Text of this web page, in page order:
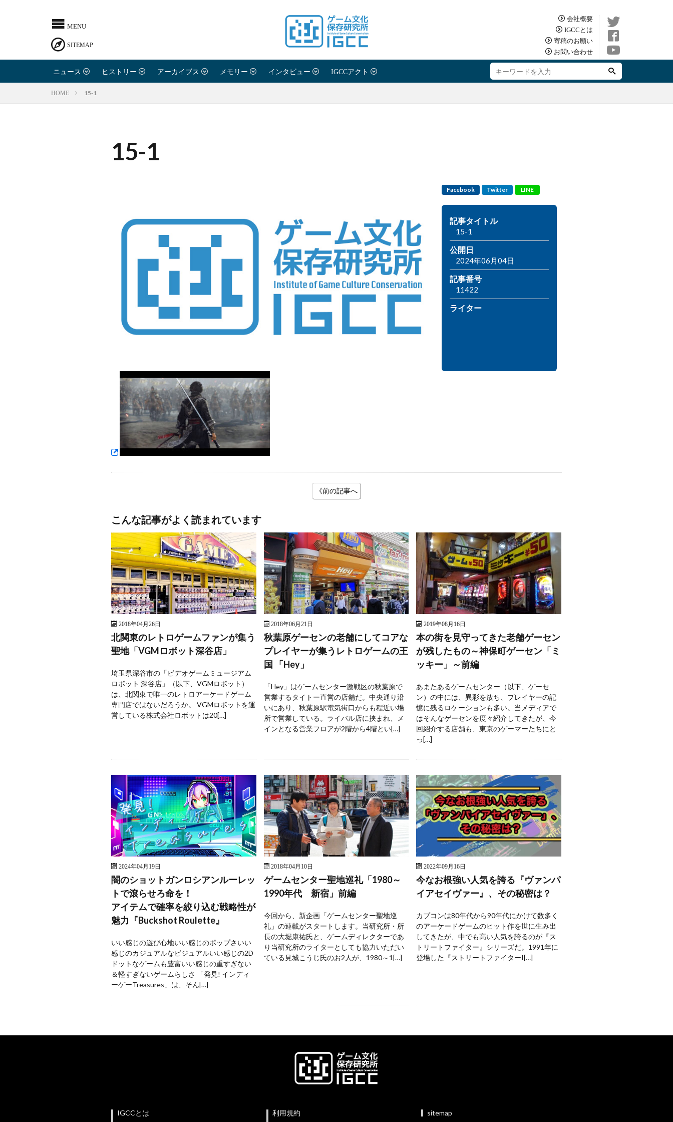
会社概要
IGCCとは
寄稿のお願い
お問い合わせ
ニュース ヒストリー アーカイブス メモリー インタビュー IGCCアクト
HOME 15-1
15-1
Facebook Twitter LINE
記事タイトル
15-1
公開日
2024年06月04日
記事番号
11422
ライター
《前の記事へ
こんな記事がよく読まれています
2018年04月26日
北関東のレトロゲームファンが集う
聖地「VGMロボット深谷店」
埼玉県深谷市の「ビデオゲームミュージアム
ロボット 深谷店」（以下、VGMロボット）
は、北関東で唯一のレトロアーケードゲーム
専門店ではないだろうか。 VGMロボットを運
営している株式会社ロボットは20[…]
2018年06月21日
秋葉原ゲーセンの老舗にしてコアな
プレイヤーが集うレトロゲームの王
国 「Hey」
「Hey」はゲームセンター激戦区の秋葉原で
営業するタイトー直営の店舗だ。中央通り沿
いにあり、秋葉原駅電気街口からも程近い場
所で営業している。ライバル店に挟まれ、メ
インとなる営業フロアが2階から4階とい[…]
2019年08月16日
本の街を見守ってきた老舗ゲーセン
が残したもの～神保町ゲーセン「ミ
ッキー」～前編
あまたあるゲームセンター（以下、ゲーセ
ン）の中には、異彩を放ち、プレイヤーの記
憶に残るロケーションも多い。当メディアで
はそんなゲーセンを度々紹介してきたが、今
回紹介する店舗も、東京のゲーマーたちにと
っ[…]
2024年04月19日
闇のショットガンロシアンルーレッ
トで滾らせろ命を！
アイテムで確率を絞り込む戦略性が
魅力『Buckshot Roulette』
いい感じの遊び心地いい感じのポップさいい
感じのカジュアルなビジュアルいい感じの2D
ドットなゲームも豊富いい感じの重すぎない
＆軽すぎないゲームらしさ 「発見! インディ
ーゲーTreasures」は、そん[…]
2018年04月10日
ゲームセンター聖地巡礼「1980～
1990年代 新宿」前編
今回から、新企画「ゲームセンター聖地巡
礼」の連載がスタートします。当研究所・所
長の大堀康祐氏と、ゲームディレクターであ
り当研究所のライターとしても協力いただい
ている見城こうじ氏のお2人が、1980～1[…]
2022年09月16日
今なお根強い人気を誇る『ヴァンパ
イアセイヴァー』、その秘密は？
カプコンは80年代から90年代にかけて数多く
のアーケードゲームのヒット作を世に生み出
してきたが、中でも高い人気を誇るのが『ス
トリートファイター』シリーズだ。1991年に
登場した『ストリートファイターI[…]
IGCCとは
利用規約
sitemap